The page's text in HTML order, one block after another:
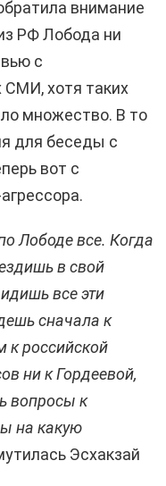
внимание
РФ Лобода ни
с
СМИ, хотя таких
множество. В то
для беседы с
вот с
Лободе все. Когда
в свой
все эти
сначала к
к российской
ни к Гордеевой,
вопросы к
на какую
Эсхакзай